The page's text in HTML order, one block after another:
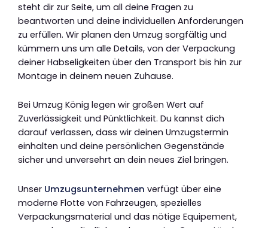
steht dir zur Seite, um all deine Fragen zu
beantworten und deine individuellen Anforderungen
zu erfüllen. Wir planen den Umzug sorgfältig und
kümmern uns um alle Details, von der Verpackung
deiner Habseligkeiten über den Transport bis hin zur
Montage in deinem neuen Zuhause.
Bei Umzug König legen wir großen Wert auf
Zuverlässigkeit und Pünktlichkeit. Du kannst dich
darauf verlassen, dass wir deinen Umzugstermin
einhalten und deine persönlichen Gegenstände
sicher und unversehrt an dein neues Ziel bringen.
Unser Umzugsunternehmen verfügt über eine
moderne Flotte von Fahrzeugen, spezielles
Verpackungsmaterial und das nötige Equipement,